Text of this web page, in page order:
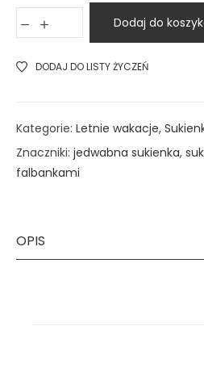
Dodaj do
DODAJ DO LISTY ŻYCZEŃ
Kategorie: Letnie wakacje,
Znaczniki: jedwabna sukienka,
falbankami
OPIS